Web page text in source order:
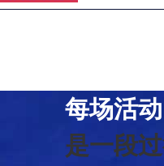
每场活动
是一段